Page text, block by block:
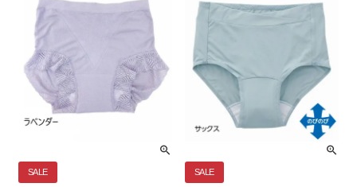
SALE SALE